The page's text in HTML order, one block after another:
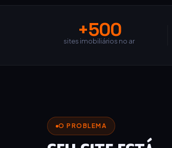
+500
sites imobiliários no ar
O PROBLEMA